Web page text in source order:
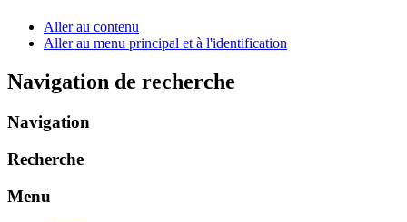
Aller au contenu
Aller au menu principal et à l'identification
Navigation de recherche
Navigation
Recherche
Menu